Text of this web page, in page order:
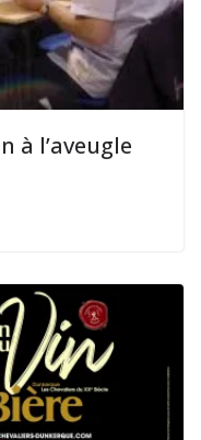
à l’aveugle